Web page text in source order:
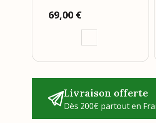
Prix
69,00 €
Livraison offerte
Dès 200€ partout en